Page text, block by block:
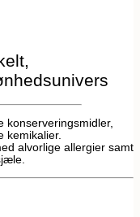
konserveringsmidler,
kemikalier.
alvorlige allergier samt